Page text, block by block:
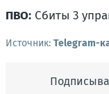
ПВО: Сбиты 3
Источник: Telegram-